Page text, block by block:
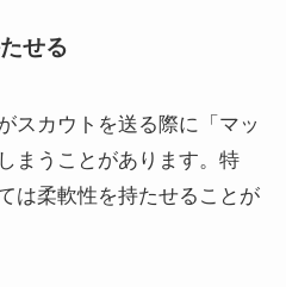
せる
スカウトを送る際に「マッ
まうことがあります。特
は柔軟性を持たせることが